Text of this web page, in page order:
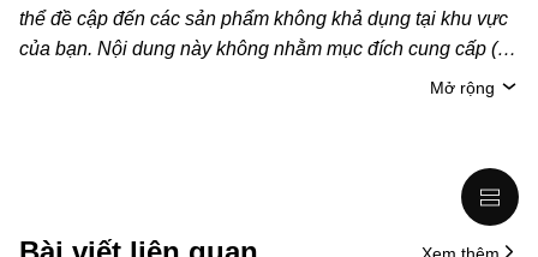
thể đề cập đến các sản phẩm không khả dụng tại khu vực
của bạn. Nội dung này không nhằm mục đích cung cấp (i)
lời khuyên hoặc khuyến nghị đầu tư; (ii) đề nghị hoặc chào
sản kỹ thuật số/crypto, bao gồm cả stablecoin, có mức độ
rủi ro cao và có thể biến động mạnh. Bạn nên cân nhắc kỹ
xem việc giao dịch hoặc nắm giữ crypto/tài sản kỹ thuật số
Mở rộng
Xem thêm